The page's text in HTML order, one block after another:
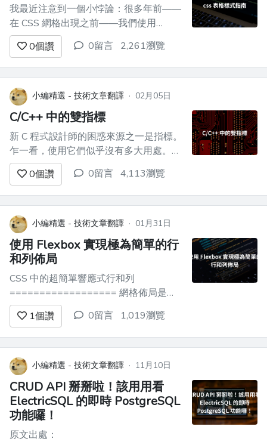
我最近注意到一個小悖論：很多年前——
在 CSS 網格出現之前——我們使用
`<table>`來模擬網格佈局。現在我們*有
了*網格佈局，我們用它們來模擬表格！
這是錯誤的。表格用於**表格**資料；在
一堆`<div>`中呈現表格資料是沒有意義
的。 造成這種弊端的原因可能是因為表
格的樣式可能**有點*...
0個讚 0留言 2,261瀏覽
小編精選 - 技術文章翻譯 · 02月05日
C/C++ 中的雙指標
新 C 程式設計師的困惑來源之一是指標。
乍一看，使用它們似乎沒有多大用處。但
是，理解指標至關重要，因為它是一個有
用的工具，任何比「Hello, World」程式
更大的專案都會有指標。一旦初學者開始
掌握指針的概念和適用性，另一波恐怖浪
潮就會深入他們的內心：雙指針。 在繼
續之前，讓我們回顧一下指標...
0個讚 0留言 4,113瀏覽
小編精選 - 技術文章翻譯 · 01月31日
使用 Flexbox 實現極為簡單的行
和列佈局
CSS 中的超簡單響應式行和列
================== 網格佈局是
Web 開發設計的基礎，您很可能已經使
用 Bootstrap 或 Foundation 等工具來使
您的佈局成為現實。但是，像你們大多數
人一樣，我不喜歡執行 Bootstrap 或
Foundation ...
1個讚 0留言 1,019瀏覽
小編精選 - 技術文章翻譯 · 11月10日
CRUD API 掰掰啦！該用用看
ElectricSQL 的即時 PostgreSQL
功能囉！
原文出處：